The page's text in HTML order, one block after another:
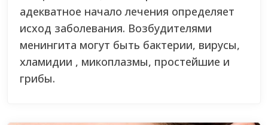
адекватное начало лечения определяет
исход заболевания. Возбудителями
менингита могут быть бактерии, вирусы,
хламидии , микоплазмы, простейшие и
грибы.